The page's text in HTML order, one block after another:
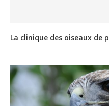
La clinique des oiseaux de